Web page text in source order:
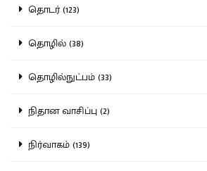
தொடர் (123)
தொழில் (38)
தொழில்நுட்பம் (33)
நிதான வாசிப்பு (2)
நிர்வாகம் (139)